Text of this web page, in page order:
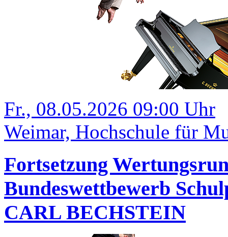
Fr., 08.05.2026 09:00 Uhr
Weimar, Hochschule für
Fortsetzung
Bundeswettbewerb
CARL BECHSTEIN